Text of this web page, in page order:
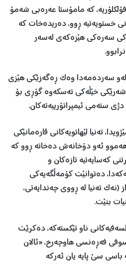
کە مامۆستا عەرەبی شەمۆ
خستویەتیە ڕوو، دەریدەخات کە
سەرەکی هێزەکەی لەسەر
لەو سەردەمەدا وەک ڕەگەزێکی هێزی
شەرێکی خێڵەکی تەسکەوە گۆڕی بۆ
ستەمی ئیمپراتۆرییەتەکان.
تەنیا لێهاتویەکانی قارەمانێکی
ئەو دۆخانەش دەخاتە ڕوو کە
کەسایەتیە تازەکان و
دەتوانێت کۆمەڵگەیەکی
(نەک تەنیا لە ڕووی چەندایەتی،
بنێت.
ناو تێکستەکە، دەکرێت
فەڕەنسی هاوچەرخ، «ئالان
باسی سێ پایە یان ئەرکە